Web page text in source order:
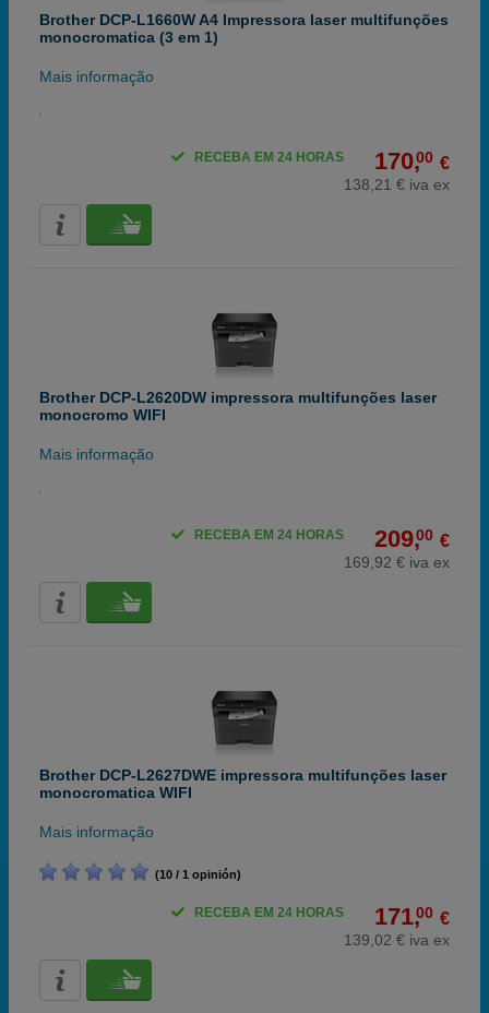
Brother DCP-L1660W A4 Impressora laser multifunções
monocromatica (3 em 1)
Mais informação
170,00 €
138,21 € iva ex
RECEBA EM 24 HORAS
Brother DCP-L2620DW impressora multifunções laser
monocromo WIFI
Mais informação
209,00 €
169,92 € iva ex
RECEBA EM 24 HORAS
Brother DCP-L2627DWE impressora multifunções laser
monocromatica WIFI
Mais informação
(10 / 1 opinión)
171,00 €
139,02 € iva ex
RECEBA EM 24 HORAS